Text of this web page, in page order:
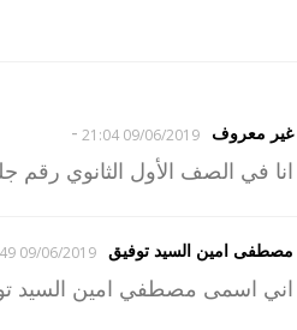
غير معروف
09/06/2019 21:04
-
انا في الصف الأول الثانوي رقم جلوسي 501 بمحافظة
مصطفى امين السيد توفيق 09/06/2019 15:49
اني اسمى مصطفي امين السيد